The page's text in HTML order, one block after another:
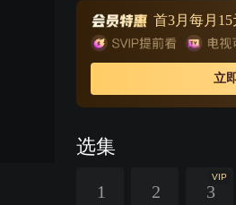
首3月每月15
立
选集
1 2
VIP
3